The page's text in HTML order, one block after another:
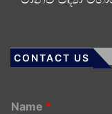
CONTACT US
Name *